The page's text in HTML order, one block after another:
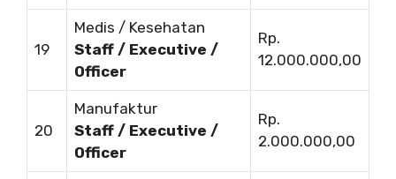
19
Medis / Kesehatan
Staff / Executive /
Officer
Rp.
12.000.000,00
20
Manufaktur
Staff / Executive /
Officer
Rp.
2.000.000,00